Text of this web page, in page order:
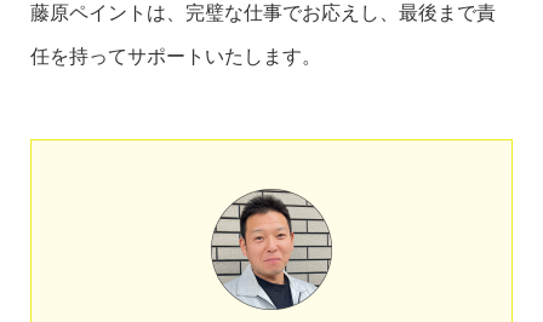
藤原ペイントは、完璧な仕事でお応えし、最後まで責
任を持ってサポートいたします。